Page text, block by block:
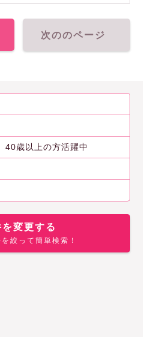
次ののページ
40歳以上の方活躍中
変更する
絞って簡単検索！